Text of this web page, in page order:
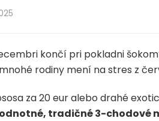
končí pri pokladni
rodiny mení na stres z
za 20 eur alebo drahé
tradičné 3-chodové